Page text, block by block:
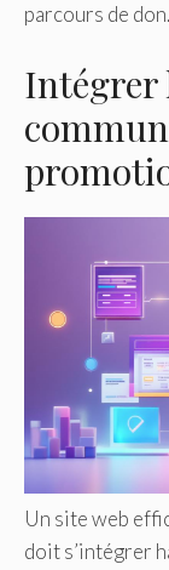
parcours de don.
Intégrer
Un site web
doit s’intégrer